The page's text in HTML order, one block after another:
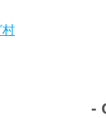
村
-